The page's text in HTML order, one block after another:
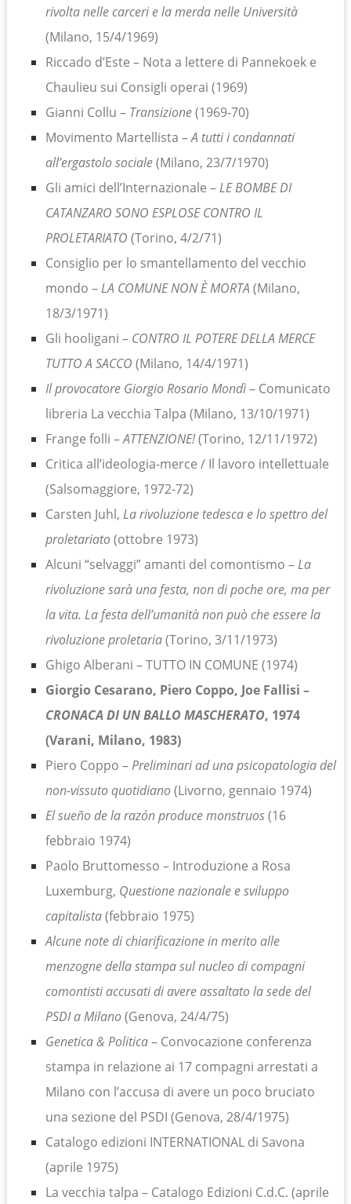
rivolta nelle carceri e la merda nelle Università
(Milano, 15/4/1969)
Riccado d’Este – Nota a lettere di Pannekoek e
Chaulieu sui Consigli operai (1969)
Gianni Collu – Transizione(1969-70)
Movimento Martellista –A tutti i condannati
all’ergastolo sociale(Milano, 23/7/1970)
Gli amici dell’Internazionale –LE BOMBE DI
CATANZARO SONO ESPLOSE CONTRO IL
PROLETARIATO (Torino, 4/2/71)
Consiglio per lo smantellamento del vecchio
mondo –LA COMUNE NON È MORTA (Milano,
18/3/1971)
Gli hooligani – CONTRO IL POTERE DELLA MERCE
TUTTO A SACCO (Milano, 14/4/1971)
Il provocatore Giorgio Rosario Mondì– Comunicato
libreria La vecchia Talpa (Milano, 13/10/1971)
Frange folli –ATTENZIONE!(Torino, 12/11/1972)
Critica all’ideologia-merce / Il lavoro intellettuale
(Salsomaggiore, 1972-72)
Carsten Juhl, La rivoluzione tedesca e lo spettro del
proletariato(ottobre 1973)
Alcuni “selvaggi” amanti del comontismo –La
rivoluzione sarà una festa, non di poche ore, ma per
la vita. La festa dell’umanità non può che essere la
rivoluzione proletaria(Torino, 3/11/1973)
Ghigo Alberani – TUTTO IN COMUNE (1974)
Giorgio Cesarano, Piero Coppo, Joe Fallisi –
CRONACA DI UN BALLO MASCHERATO, 1974
(Varani, Milano, 1983)
Piero Coppo –Preliminari ad una psicopatologia del
non-vissuto quotidiano(Livorno, gennaio 1974)
El sueño de la razón produce monstruos(16
febbraio 1974)
Paolo Bruttomesso – Introduzione a Rosa
Luxemburg, Questione nazionale e sviluppo
capitalista(febbraio 1975)
Alcune note di chiarificazione in merito alle
menzogne della stampa sul nucleo di compagni
comontisti accusati di avere assaltato la sede del
PSDI a Milano(Genova, 24/4/75)
Genetica & Politica– Convocazione conferenza
stampa in relazione ai 17 compagni arrestati a
Milano con l’accusa di avere un poco bruciato
una sezione del PSDI (Genova, 28/4/1975)
Catalogo edizioni INTERNATIONAL di Savona
(aprile 1975)
La vecchia talpa – Catalogo Edizioni C.d.C. (aprile